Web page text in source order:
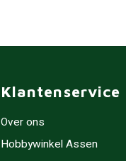
Klantenservice
Over ons
Hobbywinkel Assen